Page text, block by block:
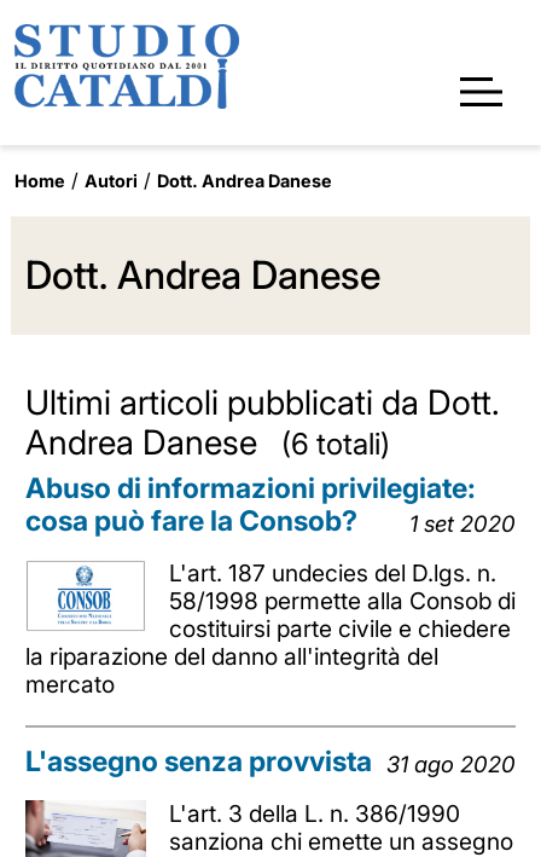
Home Autori Dott. Andrea Danese
Dott. Andrea Danese
Ultimi articoli pubblicati da Dott.
Andrea Danese
(6 totali)
Abuso di informazioni privilegiate:
cosa può fare la Consob?
1 set 2020
L'art. 187 undecies del D.lgs. n.
58/1998 permette alla Consob di
costituirsi parte civile e chiedere
la riparazione del danno all'integrità del
mercato
L'assegno senza provvista 31 ago 2020
L'art. 3 della L. n. 386/1990
sanziona chi emette un assegno